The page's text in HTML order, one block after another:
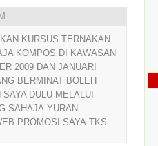
KURSUS TERNAKAN
KOMPOS DI KAWASAN
2009 DAN JANUARI
BERMINAT BOLEH
DULU MELALUI
SAHAJA.YURAN
PROMOSI SAYA.TKS..